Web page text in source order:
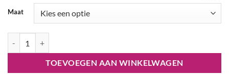
Maat
TOEVOEGEN AAN WINKELWAGEN